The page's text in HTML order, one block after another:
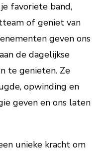
favoriete band,
of geniet van
geven ons
de dagelijkse
te genieten. Ze
opwinding en
geven en ons laten
unieke kracht om